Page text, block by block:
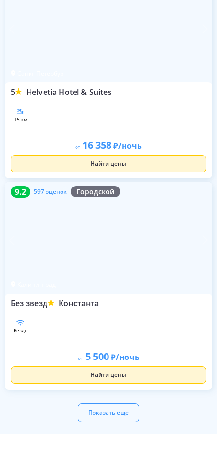
5 Helvetia Hotel & Suites
15 км
от 16 358 /ночь
Найти цены
9.2 597 оценок Городской
Без звезд Константа
9.2 597 оценок
везде
от 5 500 /ночь
Найти цены
Показать ещё